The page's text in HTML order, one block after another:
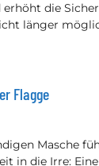
erhöht die
länger
Flagge
Masche
in die Irre: